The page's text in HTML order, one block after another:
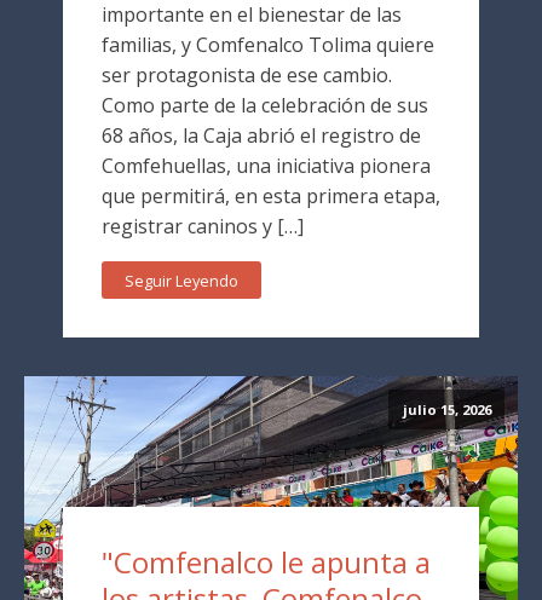
importante en el bienestar de las
familias, y Comfenalco Tolima quiere
ser protagonista de ese cambio.
Como parte de la celebración de sus
68 años, la Caja abrió el registro de
Comfehuellas, una iniciativa pionera
que permitirá, en esta primera etapa,
registrar caninos y […]
Seguir Leyendo
julio 15, 2026
"Comfenalco le apunta a